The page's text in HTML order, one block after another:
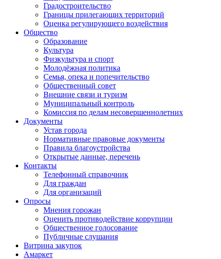
Градостроительство
Границы прилегающих территорий
Оценка регулирующего воздействия
Общество
Образование
Культура
Физкультура и спорт
Молодёжная политика
Семья, опека и попечительство
Общественный совет
Внешние связи и туризм
Муниципальный контроль
Комиссия по делам несовершеннолетних
Документы
Устав города
Нормативные правовые документы
Правила благоустройства
Открытые данные, перечень
Контакты
Телефонный справочник
Для граждан
Для организаций
Опросы
Мнения горожан
Оценить противодействие коррупции
Общественное голосование
Публичные слушания
Витрина закупок
Амаркет